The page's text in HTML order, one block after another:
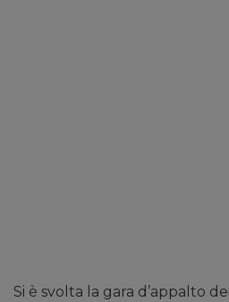
Si è svolta la gara d’appalto